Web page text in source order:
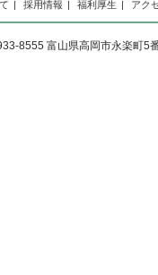
採用情報 福利厚生 アク
8555 富山県高岡市永楽町5